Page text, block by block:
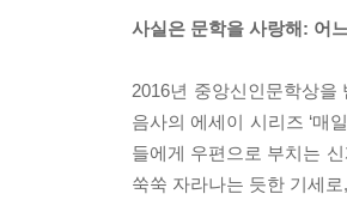
사실은 문학을 사랑해: 어
2016년 중앙신인문학상
음사의 에세이 시리즈 ‘매
들에게 우편으로 부치는
쑥쑥 자라나는 듯한 기세